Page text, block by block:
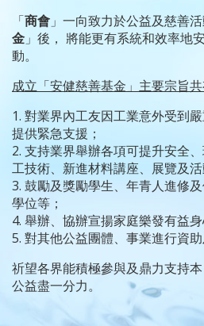
「商會 」一向致力於公益及慈善
金 」後， 將能更有系統和效率地
動。
成立「安健慈善基金」主要宗旨
1. 對業界內工友因工業意外受到
提供緊急支援；
2. 支持業界舉辦各項可提升安全
工技術、新進材料講座、展覽及活
3. 鼓勵及獎勵學生、年青人進修
學位等；
4. 舉辦、協辦宣揚家庭樂發有益
5. 對其他公益團體、事業進行資助
祈望各界能積極參與及鼎力支持
公益盡一分力。